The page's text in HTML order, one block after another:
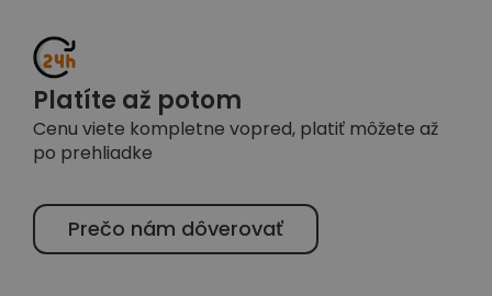
Platíte až potom
Cenu viete kompletne vopred, platiť môžete až
po prehliadke
Prečo nám dôverovať